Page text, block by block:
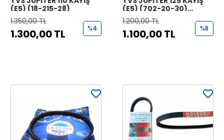
(E5) (18-215-28)
1.350,00 TL
1.300,00 TL %4
(E5) (702-20-30)
(K2070230)
1.200,00 TL
1.100,00 TL %8